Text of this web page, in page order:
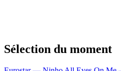
Sélection du moment